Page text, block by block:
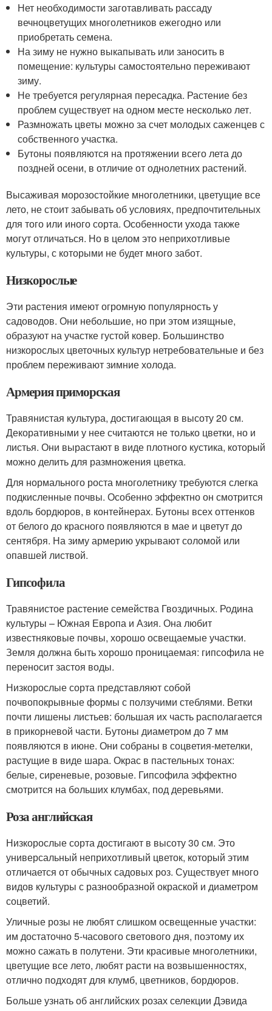
Нет необходимости заготавливать рассаду
вечноцветущих многолетников ежегодно или
приобретать семена.
На зиму не нужно выкапывать или заносить в
помещение: культуры самостоятельно переживают
зиму.
Не требуется регулярная пересадка. Растение без
проблем существует на одном месте несколько лет.
Размножать цветы можно за счет молодых саженцев с
собственного участка.
Бутоны появляются на протяжении всего лета до
поздней осени, в отличие от однолетних растений.
Высаживая морозостойкие многолетники, цветущие все
лето, не стоит забывать об условиях, предпочтительных
для того или иного сорта. Особенности ухода также
могут отличаться. Но в целом это неприхотливые
культуры, с которыми не будет много забот.
Низкорослые
Эти растения имеют огромную популярность у
садоводов. Они небольшие, но при этом изящные,
образуют на участке густой ковер. Большинство
низкорослых цветочных культур нетребовательные и без
проблем переживают зимние холода.
Армерия приморская
Травянистая культура, достигающая в высоту 20 см.
Декоративными у нее считаются не только цветки, но и
листья. Они вырастают в виде плотного кустика, который
можно делить для размножения цветка.
Для нормального роста многолетнику требуются слегка
подкисленные почвы. Особенно эффектно он смотрится
вдоль бордюров, в контейнерах. Бутоны всех оттенков
от белого до красного появляются в мае и цветут до
сентября. На зиму армерию укрывают соломой или
опавшей листвой.
Гипсофила
Травянистое растение семейства Гвоздичных. Родина
культуры – Южная Европа и Азия. Она любит
известняковые почвы, хорошо освещаемые участки.
Земля должна быть хорошо проницаемая: гипсофила не
переносит застоя воды.
Низкорослые сорта представляют собой
почвопокрывные формы с ползучими стеблями. Ветки
почти лишены листьев: большая их часть располагается
в прикорневой части. Бутоны диаметром до 7 мм
появляются в июне. Они собраны в соцветия-метелки,
растущие в виде шара. Окрас в пастельных тонах:
белые, сиреневые, розовые. Гипсофила эффектно
смотрится на больших клумбах, под деревьями.
Роза английская
Низкорослые сорта достигают в высоту 30 см. Это
универсальный неприхотливый цветок, который этим
отличается от обычных садовых роз. Существует много
видов культуры с разнообразной окраской и диаметром
соцветий.
Уличные розы не любят слишком освещенные участки:
им достаточно 5-часового светового дня, поэтому их
можно сажать в полутени. Эти красивые многолетники,
цветущие все лето, любят расти на возвышенностях,
отлично подходят для клумб, цветников, бордюров.
Больше узнать об английских розах селекции Дэвида